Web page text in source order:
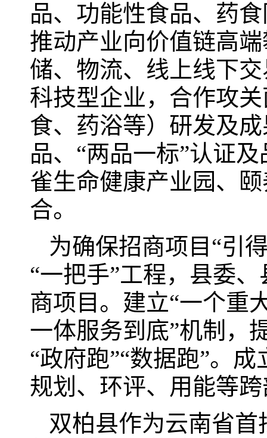
品、功能性食品、药
推动产业向价值链高
储、物流、线上线下
科技型企业，合作攻
食、药浴等）研发及
品、“两品一标”认证
雀生命健康产业园、
合。
为确保招商项目“引
“一把手”工程，县委
商项目。建立“一个重
一体服务到底”机制，
“政府跑”“数据跑”。
规划、环评、用能等
双柏县作为云南省首